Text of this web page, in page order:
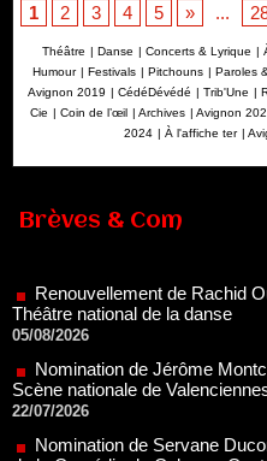
1
2 3 4 5 » ...
Théâtre | Danse | Concerts & Lyrique |
Humour | Festivals | Pitchouns | Paroles
Avignon 2019 | CédéDévédé | Trib'Une |
Cie | Coin de l’œil | Archives | Avignon
2024 | À l'affiche ter |
Brèves & Com
Renouvellement de Rachid
Nomination de Jérôme
Scène nationale de
22/07/2026
Nomination de Servane
de la Comédie de Colmar -
Est Alsace
07/07/2026